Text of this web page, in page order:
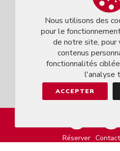
Réserver
Nous utilisons des
pour le
de notre site, pour
contenus
fonctionnalités
l'analyse
ACCEPTER
MARKEASY © 2026